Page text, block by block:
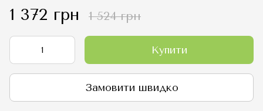
1 372 грн 1 524 грн
Купити
Замовити швидко